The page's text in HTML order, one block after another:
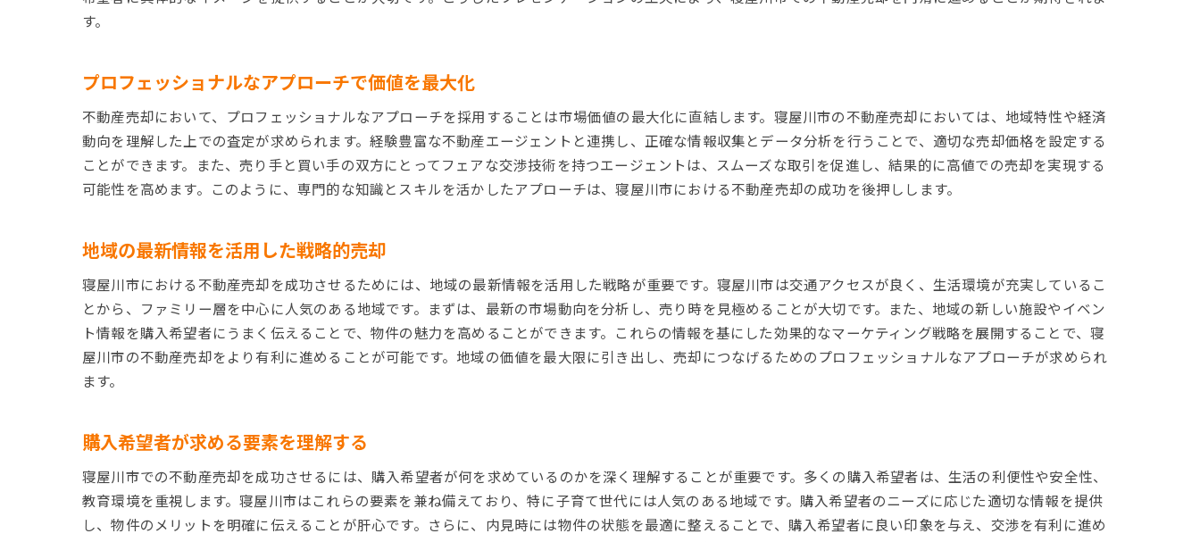
法的手続きを円滑に進めるポイント
地域の魅力を最大限に活用した契約条件
販売後のサポート戦略の重要性
寝屋川市の魅力を活かして不動産売却を成功させるコツ
買い手が求めるライフスタイルを提案
自然環境を強調した売却プラン
地域コミュニティとのつながりを促進
適切な売却キャンペーンの計画
地域のイベントと連動した売却戦略
す。
プロフェッショナルなアプローチで価値を最大化
不動産売却において、プロフェッショナルなアプローチを採用することは市場価値の最大化に直結します。寝屋川市の不動産売却においては、地域特性や経済
動向を理解した上での査定が求められます。経験豊富な不動産エージェントと連携し、正確な情報収集とデータ分析を行うことで、適切な売却価格を設定する
ことができます。また、売り手と買い手の双方にとってフェアな交渉技術を持つエージェントは、スムーズな取引を促進し、結果的に高値での売却を実現する
可能性を高めます。このように、専門的な知識とスキルを活かしたアプローチは、寝屋川市における不動産売却の成功を後押しします。
地域の最新情報を活用した戦略的売却
寝屋川市における不動産売却を成功させるためには、地域の最新情報を活用した戦略が重要です。寝屋川市は交通アクセスが良く、生活環境が充実しているこ
とから、ファミリー層を中心に人気のある地域です。まずは、最新の市場動向を分析し、売り時を見極めることが大切です。また、地域の新しい施設やイベン
ト情報を購入希望者にうまく伝えることで、物件の魅力を高めることができます。これらの情報を基にした効果的なマーケティング戦略を展開することで、寝
屋川市の不動産売却をより有利に進めることが可能です。地域の価値を最大限に引き出し、売却につなげるためのプロフェッショナルなアプローチが求められ
ます。
購入希望者が求める要素を理解する
寝屋川市での不動産売却を成功させるには、購入希望者が何を求めているのかを深く理解することが重要です。多くの購入希望者は、生活の利便性や安全性、
教育環境を重視します。寝屋川市はこれらの要素を兼ね備えており、特に子育て世代には人気のある地域です。購入希望者のニーズに応じた適切な情報を提供
し、物件のメリットを明確に伝えることが肝心です。さらに、内見時には物件の状態を最適に整えることで、購入希望者に良い印象を与え、交渉を有利に進め